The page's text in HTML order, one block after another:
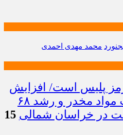
محمد مهدی احمدی
پلیس است/ افزایش
۴۳ درصدی کشفیات مواد مخدر و رشد ۶۸
در خراسان شمالی 15